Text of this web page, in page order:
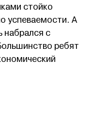
стойко
успеваемости. А
набрался с
ребят